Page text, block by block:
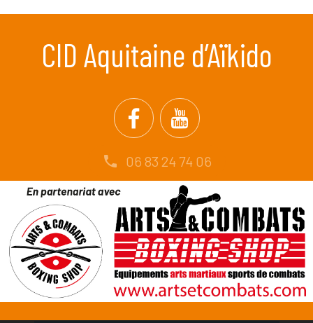
CID Aquitaine d’Aïkido
06 83 24 74 06